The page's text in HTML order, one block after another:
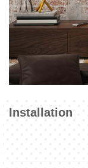
Installation